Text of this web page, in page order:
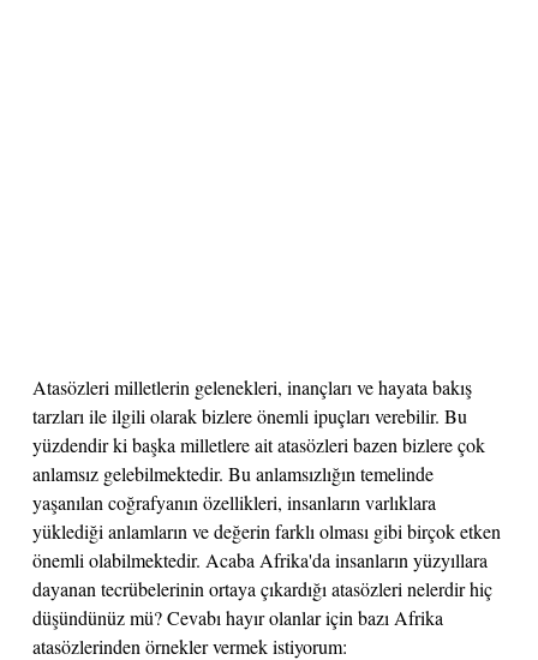
Atasözleri milletlerin gelenekleri, inançları ve hayata bakış
tarzları ile ilgili olarak bizlere önemli ipuçları verebilir. Bu
yüzdendir ki başka milletlere ait atasözleri bazen bizlere çok
anlamsız gelebilmektedir. Bu anlamsızlığın temelinde
yaşanılan coğrafyanın özellikleri, insanların varlıklara
yüklediği anlamların ve değerin farklı olması gibi birçok etken
önemli olabilmektedir. Acaba Afrika'da insanların yüzyıllara
dayanan tecrübelerinin ortaya çıkardığı atasözleri nelerdir hiç
düşündünüz mü? Cevabı hayır olanlar için bazı Afrika
atasözlerinden örnekler vermek istiyorum: